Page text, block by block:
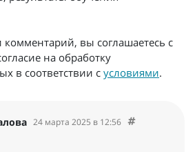
вы соглашаетесь с
на обработку
в соответствии с условиями.
24 марта 2025 в 12:56